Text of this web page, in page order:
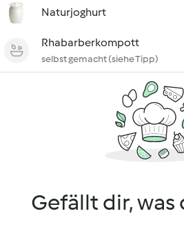
Naturjoghurt
Rhabarberkompott
selbst gemacht (siehe Tipp)
Gefällt dir, was